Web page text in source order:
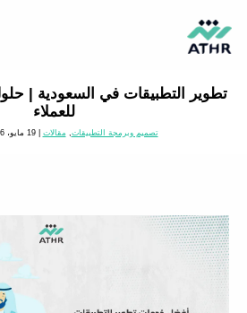
إلى
تطوير التطبيقات في السعودية |
للعملاء
تصميم وبرمجة التطبيقات, مقالات |19 مايو، 2026